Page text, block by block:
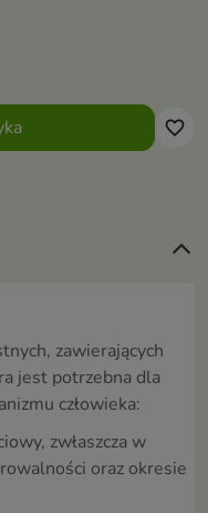
favorite_border
zawierających
jest potrzebna dla
człowieka:
zwłaszcza w
oraz okresie